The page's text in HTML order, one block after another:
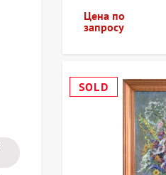
Цена по
запросу
SOLD